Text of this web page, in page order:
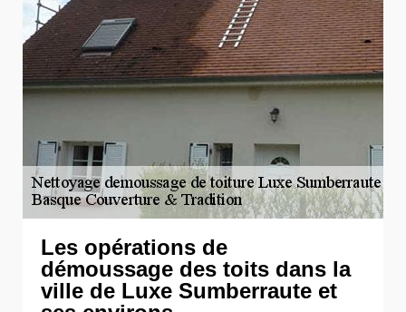
Les opérations de
démoussage des toits dans la
ville de Luxe Sumberraute et